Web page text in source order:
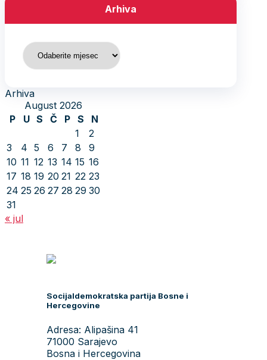
Arhiva
Arhiva
Arhiva
August 2026
P
U S Č P S
N
1
2
3
4 5 6 7 8
9
10 11 12 13 14 15 16
17 18 19 20 21 22 23
24 25 26 27 28 29 30
31
« jul
Socijaldemokratska partija Bosne i
Hercegovine
Adresa: Alipašina 41
71000 Sarajevo
Bosna i Hercegovina